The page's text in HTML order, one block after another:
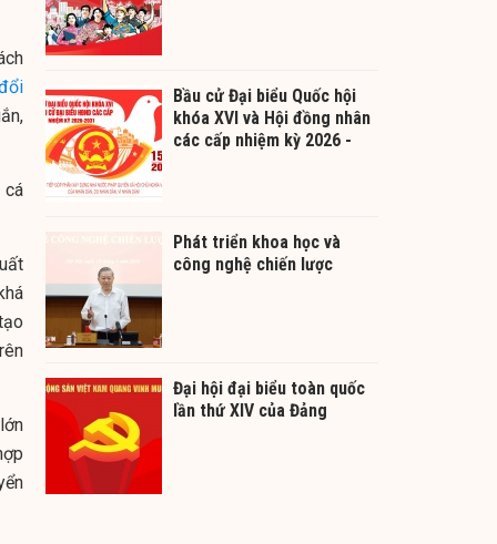
cá
Bầu cử Đại biểu Quốc hội
khóa XVI và Hội đồng nhân
các cấp nhiệm kỳ 2026 -
Phát triển khoa học và
công nghệ chiến lược
Đại hội đại biểu toàn quốc
lần thứ XIV của Đảng